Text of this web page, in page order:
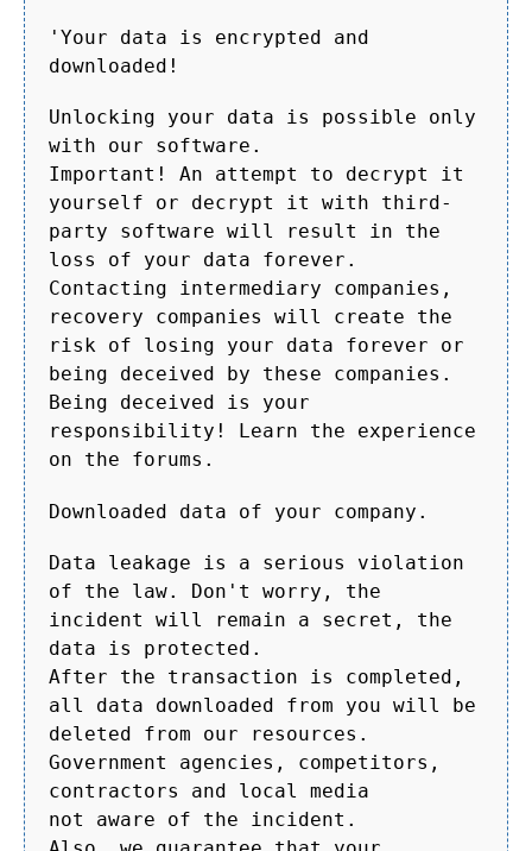
'Your data is encrypted and
downloaded!
Unlocking your data is possible only
with our software.
Important! An attempt to decrypt it
yourself or decrypt it with third-
party software will result in the
loss of your data forever.
Contacting intermediary companies,
recovery companies will create the
risk of losing your data forever or
being deceived by these companies.
Being deceived is your
responsibility! Learn the experience
on the forums.
Downloaded data of your company.
Data leakage is a serious violation
of the law. Don't worry, the
incident will remain a secret, the
data is protected.
After the transaction is completed,
all data downloaded from you will be
deleted from our resources.
Government agencies, competitors,
contractors and local media
not aware of the incident.